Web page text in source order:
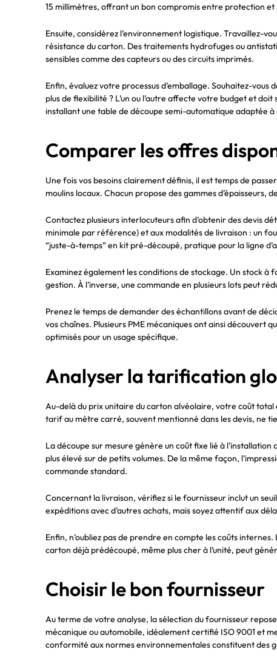
15 millimètres, offrant un bon compromis entre protection et
Ensuite, considérez l’environnement logistique. Travaillez-
résistance du carton. Des traitements hydrofuges ou
sensibles comme des capteurs ou des circuits imprimés.
Enfin, évaluez votre processus d’emballage. Souhaitez-
plus de flexibilité ? L’un ou l’autre affecte votre budget et
installant une table de découpe semi-automatique adaptée
Comparer les offres
Une fois vos besoins clairement définis, il est temps de
moulins locaux. Chacun propose des gammes
Contactez plusieurs interlocuteurs afin d’obtenir des devis
minimale par référence) et aux modalités de livraison : un
“juste-à-temps” en kit pré-découpé, pratique pour la ligne
Examinez également les conditions de stockage. Un stock
gestion. À l’inverse, une commande en plusieurs lots peut
Prenez le temps de demander des échantillons avant de
vos chaînes. Plusieurs PME mécaniques ont ainsi
optimisés pour un usage spécifique.
Analyser la tarification
Au-delà du prix unitaire du carton alvéolaire, votre coût
tarif au mètre carré, souvent mentionné dans les devis, ne
La découpe sur mesure génère un coût fixe lié à
plus élevé sur de petits volumes. De la même façon,
commande standard.
Concernant la livraison, vérifiez si le fournisseur inclut un
expéditions avec d’autres achats, mais soyez attentif aux
Enfin, n’oubliez pas de prendre en compte les coûts
carton déjà prédécoupé, même plus cher à l’unité, peut
Choisir le bon fournisseur
Au terme de votre analyse, la sélection du fournisseur
mécanique ou automobile, idéalement certifié ISO 9001 et
conformité aux normes environnementales constituent des